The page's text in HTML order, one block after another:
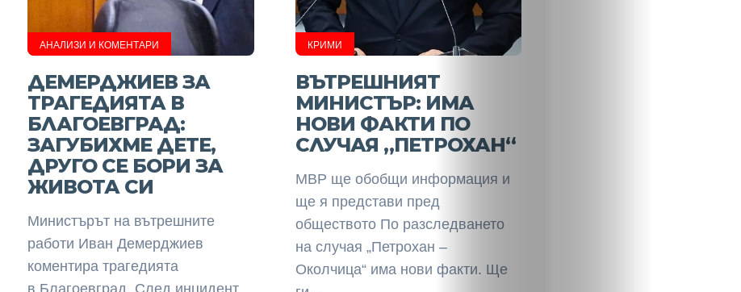
АНАЛИЗИ И КОМЕНТАРИ
ДЕМЕРДЖИЕВ ЗА
ТРАГЕДИЯТА В
БЛАГОЕВГРАД:
ЗАГУБИХМЕ ДЕТЕ,
ДРУГО СЕ БОРИ ЗА
ЖИВОТА СИ
Министърът на вътрешните
работи Иван Демерджиев
коментира трагедията
в Благоевград. След инцидент
КРИМИ
ВЪТРЕШНИЯТ
МИНИСТЪР: ИМА
НОВИ ФАКТИ ПО
СЛУЧАЯ „ПЕТРОХАН“
МВР ще обобщи информация и
ще я представи пред
обществото По разследването
на случая „Петрохан –
Околчица“ има нови факти. Ще